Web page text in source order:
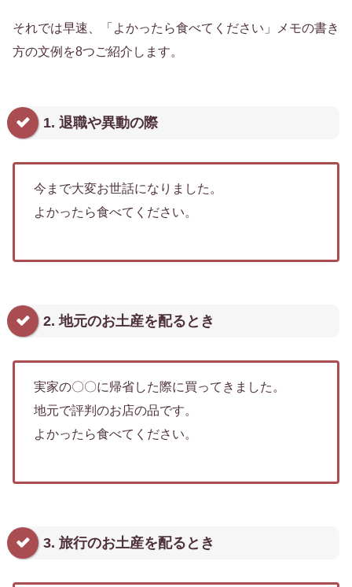
それでは早速、「よかったら食べてください」メモの書き
方の文例を8つご紹介します。
1. 退職や異動の際
今まで大変お世話になりました。
よかったら食べてください。
2. 地元のお土産を配るとき
実家の〇〇に帰省した際に買ってきました。
地元で評判のお店の品です。
よかったら食べてください。
3. 旅行のお土産を配るとき